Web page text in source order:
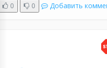
0 0 Добавить